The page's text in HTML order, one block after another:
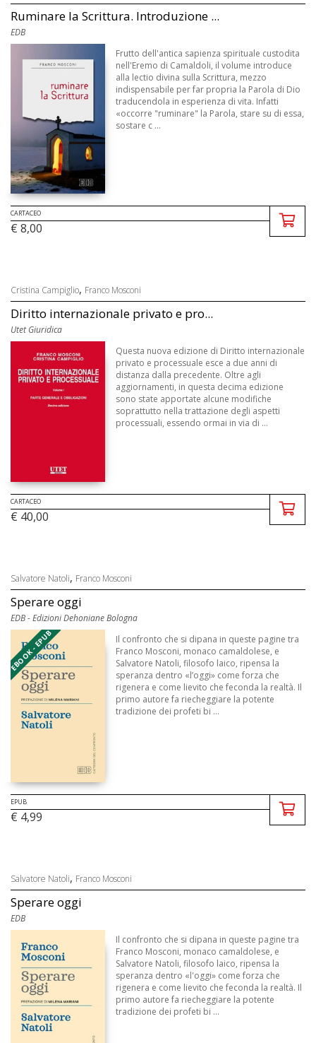
Ruminare la Scrittura. Introduzione ...
EDB
Frutto dell'antica sapienza spirituale custodita
nell'Eremo di Camaldoli, il volume introduce
alla lectio divina sulla Scrittura, mezzo
indispensabile per far propria la Parola di Dio
traducendola in esperienza di vita. Infatti
«occorre "ruminare" la Parola, stare su di essa,
sostare c ...
CARTACEO
€ 8,00
Cristina Campiglio, Franco Mosconi
Diritto internazionale privato e pro...
Utet Giuridica
Questa nuova edizione di Diritto internazionale
privato e processuale esce a due anni di
distanza dalla precedente. Oltre agli
aggiornamenti, in questa decima edizione
sono state apportate alcune modifiche
soprattutto nella trattazione degli aspetti
processuali, essendo ormai in via di ...
CARTACEO
€ 40,00
Salvatore Natoli, Franco Mosconi
Sperare oggi
EDB - Edizioni Dehoniane Bologna
EBOOK - EPUB
Il confronto che si dipana in queste pagine tra
Franco Mosconi, monaco camaldolese, e
Salvatore Natoli, filosofo laico, ripensa la
speranza dentro «l’oggi» come forza che
rigenera e come lievito che feconda la realtà. Il
primo autore fa riecheggiare la potente
tradizione dei profeti bi ...
EPUB
€ 4,99
Salvatore Natoli, Franco Mosconi
Sperare oggi
EDB
Il confronto che si dipana in queste pagine tra
Franco Mosconi, monaco camaldolese, e
Salvatore Natoli, filosofo laico, ripensa la
speranza dentro «l'oggi» come forza che
rigenera e come lievito che feconda la realtà. Il
primo autore fa riecheggiare la potente
tradizione dei profeti bi ...